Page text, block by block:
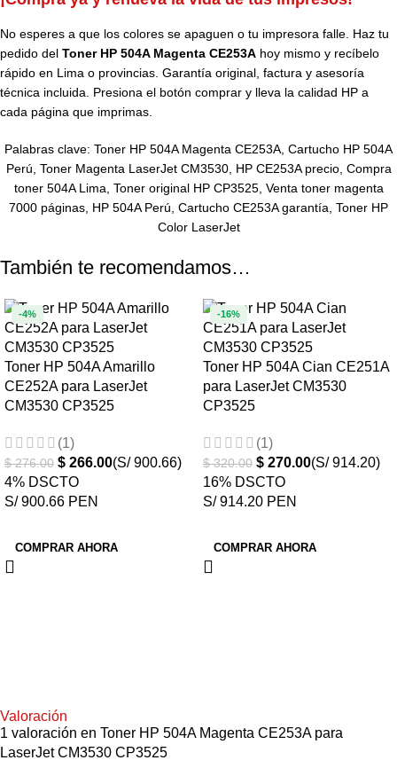
No esperes a que los colores se apaguen o tu impresora falle. Haz tu
pedido del Toner HP 504A Magenta CE253A hoy mismo y recíbelo
rápido en Lima o provincias. Garantía original, factura y asesoría
técnica incluida. Presiona el botón comprar y lleva la calidad HP a
cada página que imprimas.
Palabras clave: Toner HP 504A Magenta CE253A, Cartucho HP 504A
Perú, Toner Magenta LaserJet CM3530, HP CE253A precio, Compra
toner 504A Lima, Toner original HP CP3525, Venta toner magenta
7000 páginas, HP 504A Perú, Cartucho CE253A garantía, Toner HP
Color LaserJet
También te recomendamos…
Toner HP 504A Amarillo
CE252A para LaserJet
CM3530 CP3525
(1)
$276.00 $ 266.00(S/ 900.66)
4% DSCTO
-4%
S/ 900.66 PEN
COMPRAR AHORA
Toner HP 504A Cian CE251A
para LaserJet CM3530
CP3525
(1)
$320.00 $ 270.00(S/ 914.20)
16% DSCTO
-16%
S/ 914.20 PEN
COMPRAR AHORA
Valoración
1 valoración en Toner HP 504A Magenta CE253A para
LaserJet CM3530 CP3525